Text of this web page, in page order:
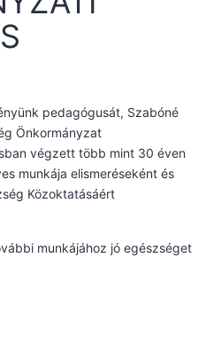
pedagógusát, Szabóné
Önkormányzat
végzett több mint 30 éven
munkája elismeréseként és
Közoktatásáért
munkájához jó egészséget